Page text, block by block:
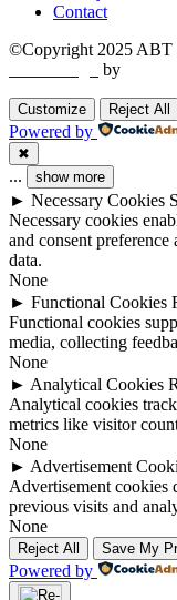
Contact
©Copyright 2025 ABT
by
Customize Reject All
Powered by
✖
... show more
► Necessary Cookies
Necessary cookies
and consent
data.
None
► Functional Cookies
Functional cookies
media, collecting
None
► Analytical Cookies
Analytical cookies
metrics like visitor
None
► Advertisement
Advertisement cookies
previous visits and
None
Reject All Save My
Powered by